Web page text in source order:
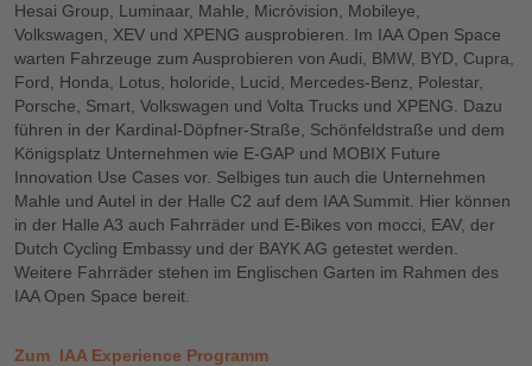
Hesai Group, Luminaar, Mahle, Micróvision, Mobileye,
Volkswagen, XEV und XPENG ausprobieren. Im IAA Open Space
warten Fahrzeuge zum Ausprobieren von Audi, BMW, BYD, Cupra,
Ford, Honda, Lotus, holoride, Lucid, Mercedes-Benz, Polestar,
Porsche, Smart, Volkswagen und Volta Trucks und XPENG. Dazu
führen in der Kardinal-Döpfner-Straße, Schönfeldstraße und dem
Königsplatz Unternehmen wie E-GAP und MOBIX Future
Innovation Use Cases vor. Selbiges tun auch die Unternehmen
Mahle und Autel in der Halle C2 auf dem IAA Summit. Hier können
in der Halle A3 auch Fahrräder und E-Bikes von mocci, EAV, der
Dutch Cycling Embassy und der BAYK AG getestet werden.
Weitere Fahrräder stehen im Englischen Garten im Rahmen des
IAA Open Space bereit.
Zum IAA Experience Programm